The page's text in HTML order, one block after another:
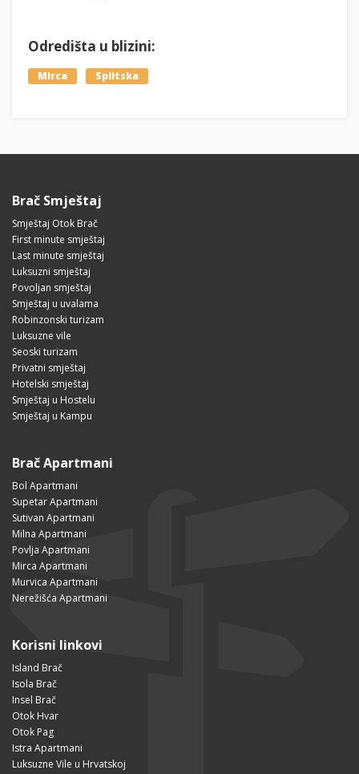
Odredišta u blizini:
Mirca Splitska
Brač Smještaj
Smještaj Otok Brač
First minute smještaj
Last minute smještaj
Luksuzni smještaj
Povoljan smještaj
Smještaj u uvalama
Robinzonski turizam
Luksuzne vile
Seoski turizam
Privatni smještaj
Hotelski smještaj
Smještaj u Hostelu
Smještaj u Kampu
Brač Apartmani
Bol Apartmani
Supetar Apartmani
Sutivan Apartmani
Milna Apartmani
Povlja Apartmani
Mirca Apartmani
Murvica Apartmani
Nerežišća Apartmani
Korisni linkovi
Island Brač
Isola Brač
Insel Brač
Otok Hvar
Otok Pag
Istra Apartmani
Luksuzne Vile u Hrvatskoj